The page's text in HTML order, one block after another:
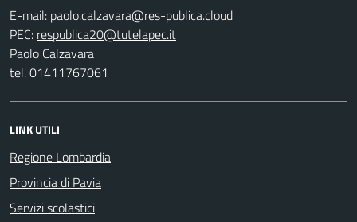
E-mail:
PEC:
Paolo Calzavara
tel. 01411767061
LINK UTILI
Regione Lombardia
Provincia di Pavia
Servizi scolastici